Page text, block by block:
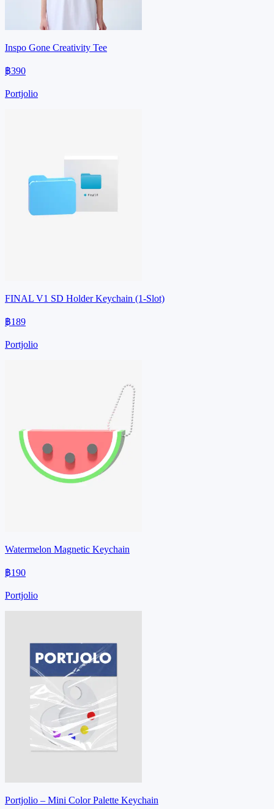
Inspo Gone Creativity Tee
฿390
Portjolio
FINAL V1 SD Holder Keychain (1-Slot)
฿189
Portjolio
Watermelon Magnetic Keychain
฿190
Portjolio
Portjolio – Mini Color Palette Keychain